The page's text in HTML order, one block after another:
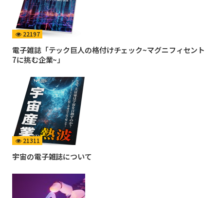
22197
電子雑誌「テック巨人の格付けチェック~マグニフィセント
7に挑む企業~」
21311
宇宙の電子雑誌について